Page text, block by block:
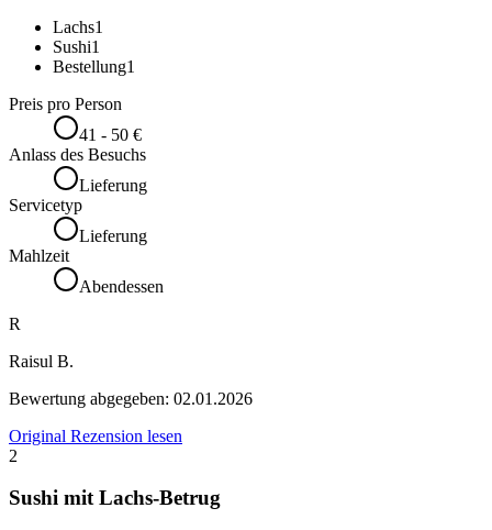
Lachs1
Sushi1
Bestellung1
Preis pro Person
41 - 50 €
Anlass des Besuchs
Lieferung
Servicetyp
Lieferung
Mahlzeit
Abendessen
R
Raisul B.
Bewertung abgegeben: 02.01.2026
Original Rezension lesen
2
Sushi mit Lachs-Betrug